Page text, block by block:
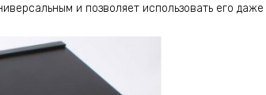
и позволяет использовать его даже